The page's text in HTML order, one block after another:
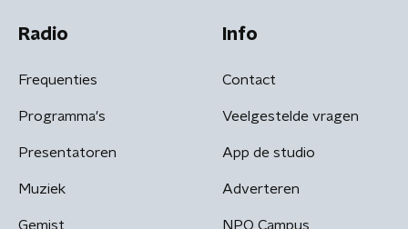
Radio
Frequenties
Programma's
Presentatoren
Muziek
Gemist
Info
Contact
Veelgestelde vragen
App de studio
Adverteren
NPO Campus